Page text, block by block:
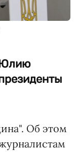
Юлию
Об этом